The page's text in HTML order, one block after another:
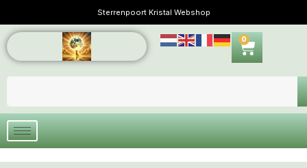
Sterrenpoort Kristal Webshop
0